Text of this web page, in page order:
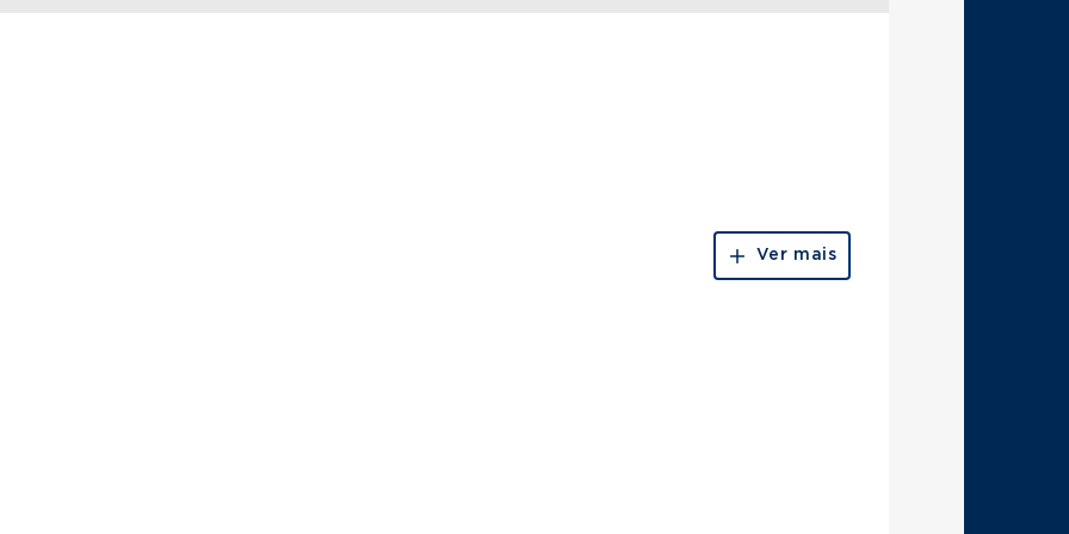
Ver mais